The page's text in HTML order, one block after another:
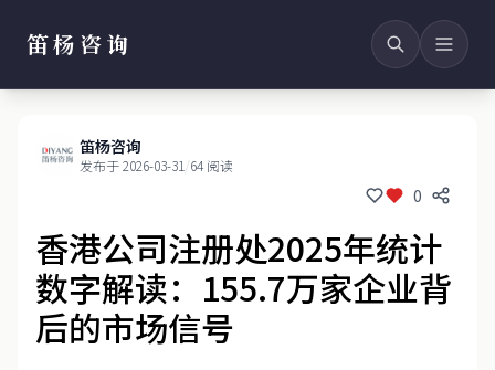
笛杨咨询
笛杨咨询
发布于 2026-03-31/64 阅读
0
香港公司注册处2025年统计
数字解读：155.7万家企业背
后的市场信号